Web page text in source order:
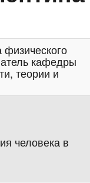
кафедры
теории и
человека в